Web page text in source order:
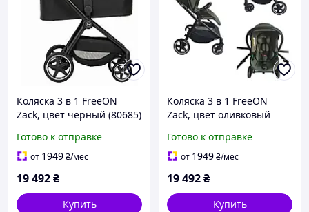
Коляска 3 в 1 FreeON
Zack, цвет черный (80685)
Готово к отправке
от 1949₴/мес
19 492₴
Купить
Коляска 3 в 1 FreeON
Zack, цвет оливковый
Готово к отправке
от 1949₴/мес
19 492₴
Купить